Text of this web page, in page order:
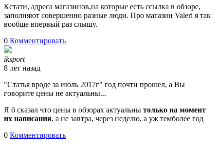
Кстати, адреса магазинов,на которые есть ссылка в обзоре,
заполняют совершенно разные люди. Про магазин Valeri я так
вообще впервый раз слышу.
0 Комментировать
iksport
8 лет назад
"Статья вроде за июль 2017г" год почти прошел, а Вы
говорите цены не актуальны...
Я б сказал что цены в обзорах актуальны только на момент
их написания, а не завтра, через неделю, а уж темболее год
0 Комментировать